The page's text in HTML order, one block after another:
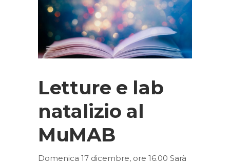
Letture e lab
natalizio al
MuMAB
Domenica 17 dicembre, ore 16.00 Sarà